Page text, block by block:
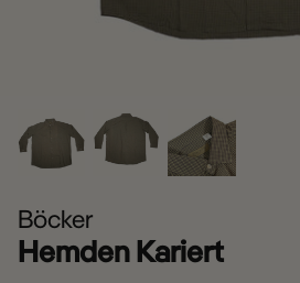
Böcker
Hemden Kariert